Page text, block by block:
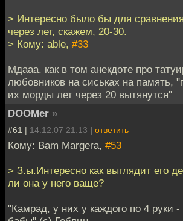
> Интересно было бы для
через лет, скажем, 20-30.
> Кому: able, #33
Мдааа. как в том анекдоте про
любовников на сиськах на память,
их морды лет через 20 вытянутся"
DOOMer »
#61 | 14.12.07 21:13 | ответить
Кому: Bam Margera, #53
> З.ы.Интересно как выглядит его
ли она у него ваще?
"Камрад, у них у каждого по 4 руки